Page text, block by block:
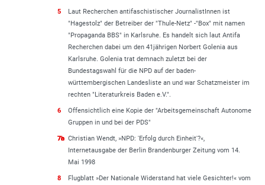
5
Laut Recherchen antifaschistischer JournalistInnen ist
"Hagestolz" der Betreiber der "Thule-Netz" -"Box" mit namen
"Propaganda BBS" in Karlsruhe. Es handelt sich laut Antifa
Recherchen dabei um den 41jährigen Norbert Golenia aus
Karlsruhe. Golenia trat demnach zuletzt bei der
Bundestagswahl für die NPD auf der baden-
württembergischen Landesliste an und war Schatzmeister im
rechten "Literaturkreis Baden e.V.".
6
Offensichtlich eine Kopie der "Arbeitsgemeinschaft Autonome
Gruppen in und bei der PDS"
7a
7b
7c Christian Wendt, »NPD: 'Erfolg durch Einheit'?«,
Internetausgabe der Berlin Brandenburger Zeitung vom 14.
Mai 1998
8
Flugblatt »Der Nationale Widerstand hat viele Gesichter!« vom